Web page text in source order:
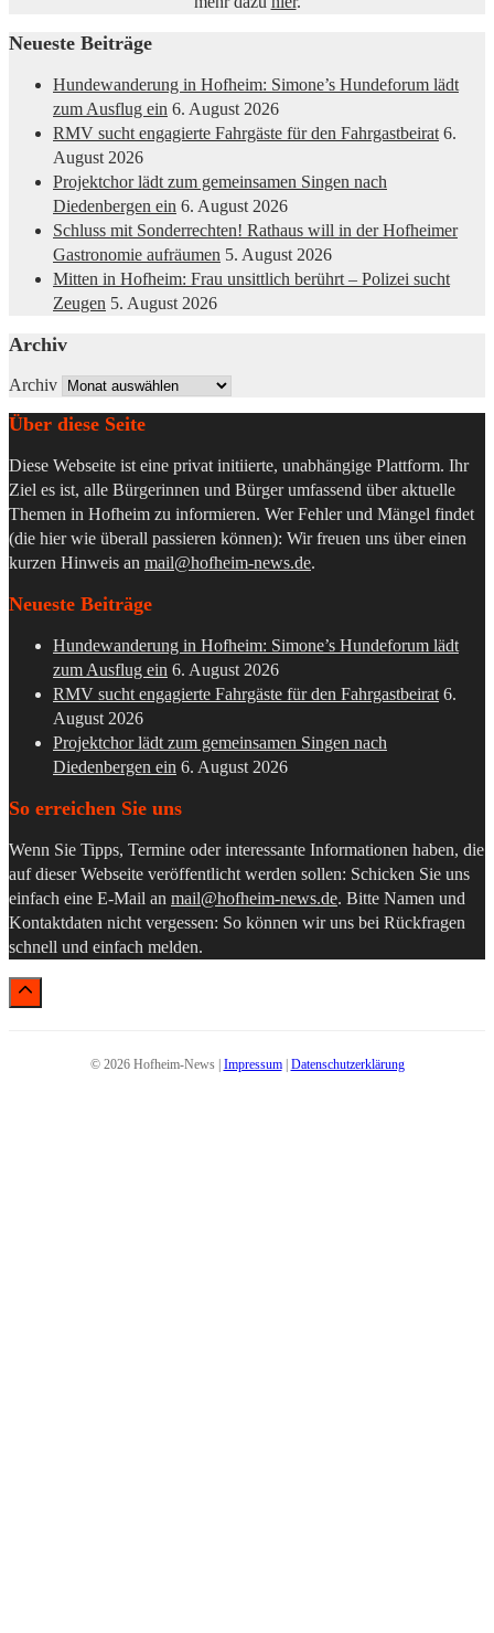
Neueste Beiträge
Hundewanderung in Hofheim: Simone’s Hundeforum lädt
zum Ausflug ein 6. August 2026
RMV sucht engagierte Fahrgäste für den Fahrgastbeirat 6.
August 2026
Projektchor lädt zum gemeinsamen Singen nach
Diedenbergen ein 6. August 2026
Schluss mit Sonderrechten! Rathaus will in der Hofheimer
Gastronomie aufräumen 5. August 2026
Mitten in Hofheim: Frau unsittlich berührt – Polizei sucht
Zeugen 5. August 2026
Archiv
Archiv
Über diese Seite
Diese Webseite ist eine privat initiierte, unabhängige Plattform. Ihr
Ziel es ist, alle Bürgerinnen und Bürger umfassend über aktuelle
Themen in Hofheim zu informieren. Wer Fehler und Mängel findet
(die hier wie überall passieren können): Wir freuen uns über einen
kurzen Hinweis an mail@hofheim-news.de.
Neueste Beiträge
Hundewanderung in Hofheim: Simone’s Hundeforum lädt
zum Ausflug ein 6. August 2026
RMV sucht engagierte Fahrgäste für den Fahrgastbeirat 6.
August 2026
Projektchor lädt zum gemeinsamen Singen nach
Diedenbergen ein 6. August 2026
So erreichen Sie uns
Wenn Sie Tipps, Termine oder interessante Informationen haben, die
auf dieser Webseite veröffentlicht werden sollen: Schicken Sie uns
einfach eine E-Mail an mail@hofheim-news.de. Bitte Namen und
Kontaktdaten nicht vergessen: So können wir uns bei Rückfragen
schnell und einfach melden.
© 2026 Hofheim-News | Impressum| Datenschutzerklärung